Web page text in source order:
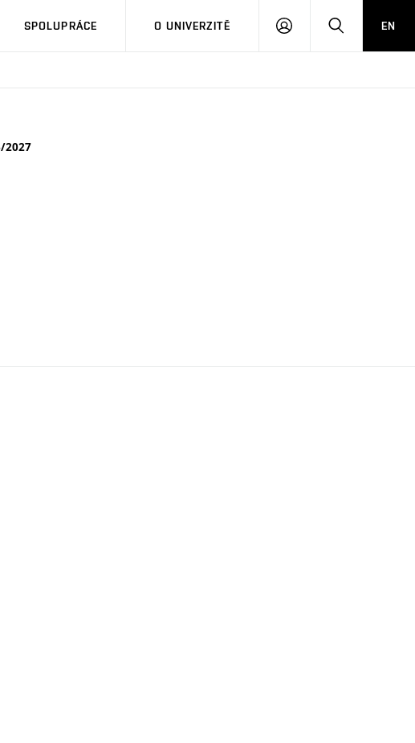
SPOLUPRÁCE O UNIVERZITĚ
PŘIHLÁSIT HLEDATEN
2027